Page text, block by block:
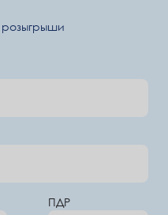
ПДР